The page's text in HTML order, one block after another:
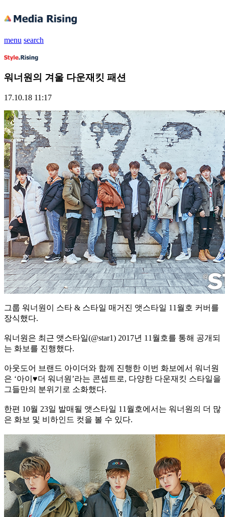
menu search
워너원의 겨울 다운재킷 패션
17.10.18 11:17
그룹 워너원이 스타 & 스타일 매거진 앳스타일 11월호 커버를
장식했다.
워너원은 최근 앳스타일(@star1) 2017년 11월호를 통해 공개되
는 화보를 진행했다.
아웃도어 브랜드 아이더와 함께 진행한 이번 화보에서 워너원
은 ‘아이♥더 워너원’라는 콘셉트로, 다양한 다운재킷 스타일을
그들만의 분위기로 소화했다.
한편 10월 23일 발매될 앳스타일 11월호에서는 워너원의 더 많
은 화보 및 비하인드 컷을 볼 수 있다.